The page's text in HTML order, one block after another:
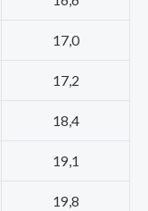
17,0
17,2
18,4
19,1
19,8